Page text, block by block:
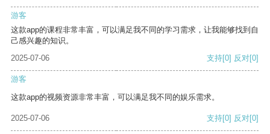
游客
这款app的课程非常丰富，可以满足我不同的学习需求，让我能够找到自
己感兴趣的知识。
2025-07-06
支持[0] 反对[0]
游客
这款app的视频资源非常丰富，可以满足我不同的娱乐需求。
2025-07-06 支持[0] 反对[0]